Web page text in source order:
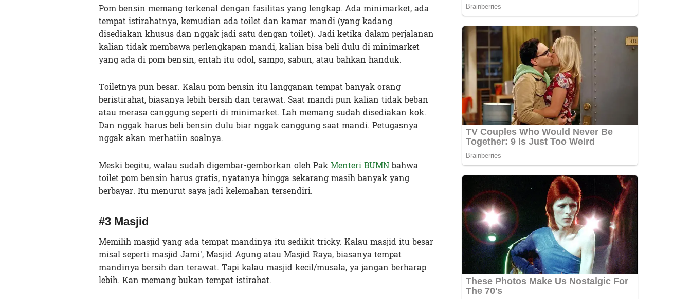
Pom bensin memang terkenal dengan fasilitas yang lengkap. Ada minimarket, ada
tempat istirahatnya, kemudian ada toilet dan kamar mandi (yang kadang
disediakan khusus dan nggak jadi satu dengan toilet). Jadi ketika dalam perjalanan
kalian tidak membawa perlengkapan mandi, kalian bisa beli dulu di minimarket
yang ada di pom bensin, entah itu odol, sampo, sabun, atau bahkan handuk.
Toiletnya pun besar. Kalau pom bensin itu langganan tempat banyak orang
beristirahat, biasanya lebih bersih dan terawat. Saat mandi pun kalian tidak beban
atau merasa canggung seperti di minimarket. Lah memang sudah disediakan kok.
Dan nggak harus beli bensin dulu biar nggak canggung saat mandi. Petugasnya
nggak akan merhatiin soalnya.
Meski begitu, walau sudah digembar-gemborkan oleh PakMenteri BUMNbahwa
toilet pom bensin harus gratis, nyatanya hingga sekarang masih banyak yang
berbayar. Itu menurut saya jadi kelemahan tersendiri.
#3 Masjid
Memilih masjid yang ada tempat mandinya itu sedikit tricky. Kalau masjid itu besar
misal seperti masjid Jami’, Masjid Agung atau Masjid Raya, biasanya tempat
mandinya bersih dan terawat. Tapi kalau masjid kecil/musala, ya jangan berharap
lebih. Kan memang bukan tempat istirahat.